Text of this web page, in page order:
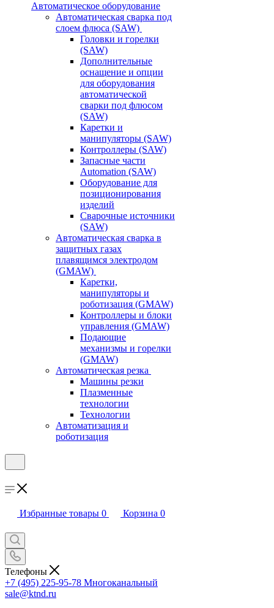
Автоматическое оборудование
Автоматическая сварка под
слоем флюса (SAW)
Головки и горелки
(SAW)
Дополнительные
оснащение и опции
для оборудования
автоматической
сварки под флюсом
(SAW)
Каретки и
манипуляторы (SAW)
Контроллеры (SAW)
Запасные части
Automation (SAW)
Оборудование для
позиционирования
изделий
Сварочные источники
(SAW)
Автоматическая сварка в
защитных газах
плавящимся электродом
(GMAW)
Каретки,
манипуляторы и
роботизация (GMAW)
Контроллеры и блоки
управления (GMAW)
Подающие
механизмы и горелки
(GMAW)
Автоматическая резка
Машины резки
Плазменные
технологии
Технологии
Автоматизация и
роботизация
Избранные товары 0 Корзина 0
Телефоны
+7 (495) 225-95-78 Многоканальный
sale@ktnd.ru